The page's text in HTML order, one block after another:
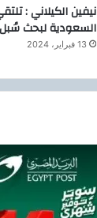
نيفين الكيلاني :
السعودية لبحث سُبل
13 فبراير، 2024